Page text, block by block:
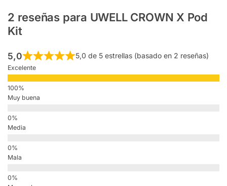
2 reseñas para UWELL CROWN X Pod
Kit
5,0 5,0 de 5 estrellas (basado en 2 reseñas)
Excelente
Muy buena
Media
Mala